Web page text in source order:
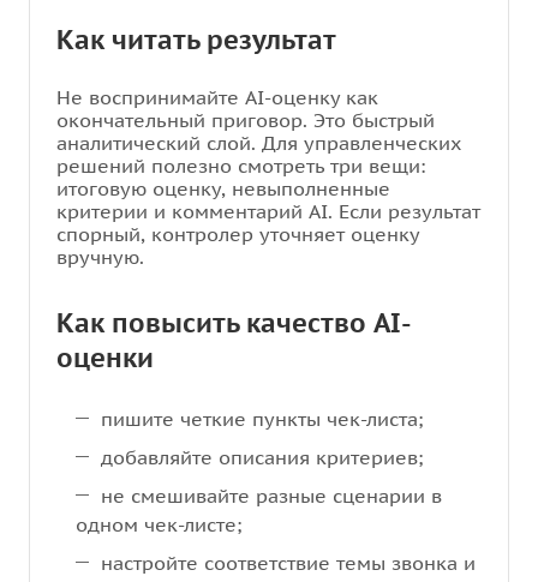
Как читать результат
Не воспринимайте AI-оценку как
окончательный приговор. Это быстрый
аналитический слой. Для управленческих
решений полезно смотреть три вещи:
итоговую оценку, невыполненные
критерии и комментарий AI. Если результат
спорный, контролер уточняет оценку
вручную.
Как повысить качество AI-
оценки
пишите четкие пункты чек-листа;
добавляйте описания критериев;
не смешивайте разные сценарии в
одном чек-листе;
настройте соответствие темы звонка и